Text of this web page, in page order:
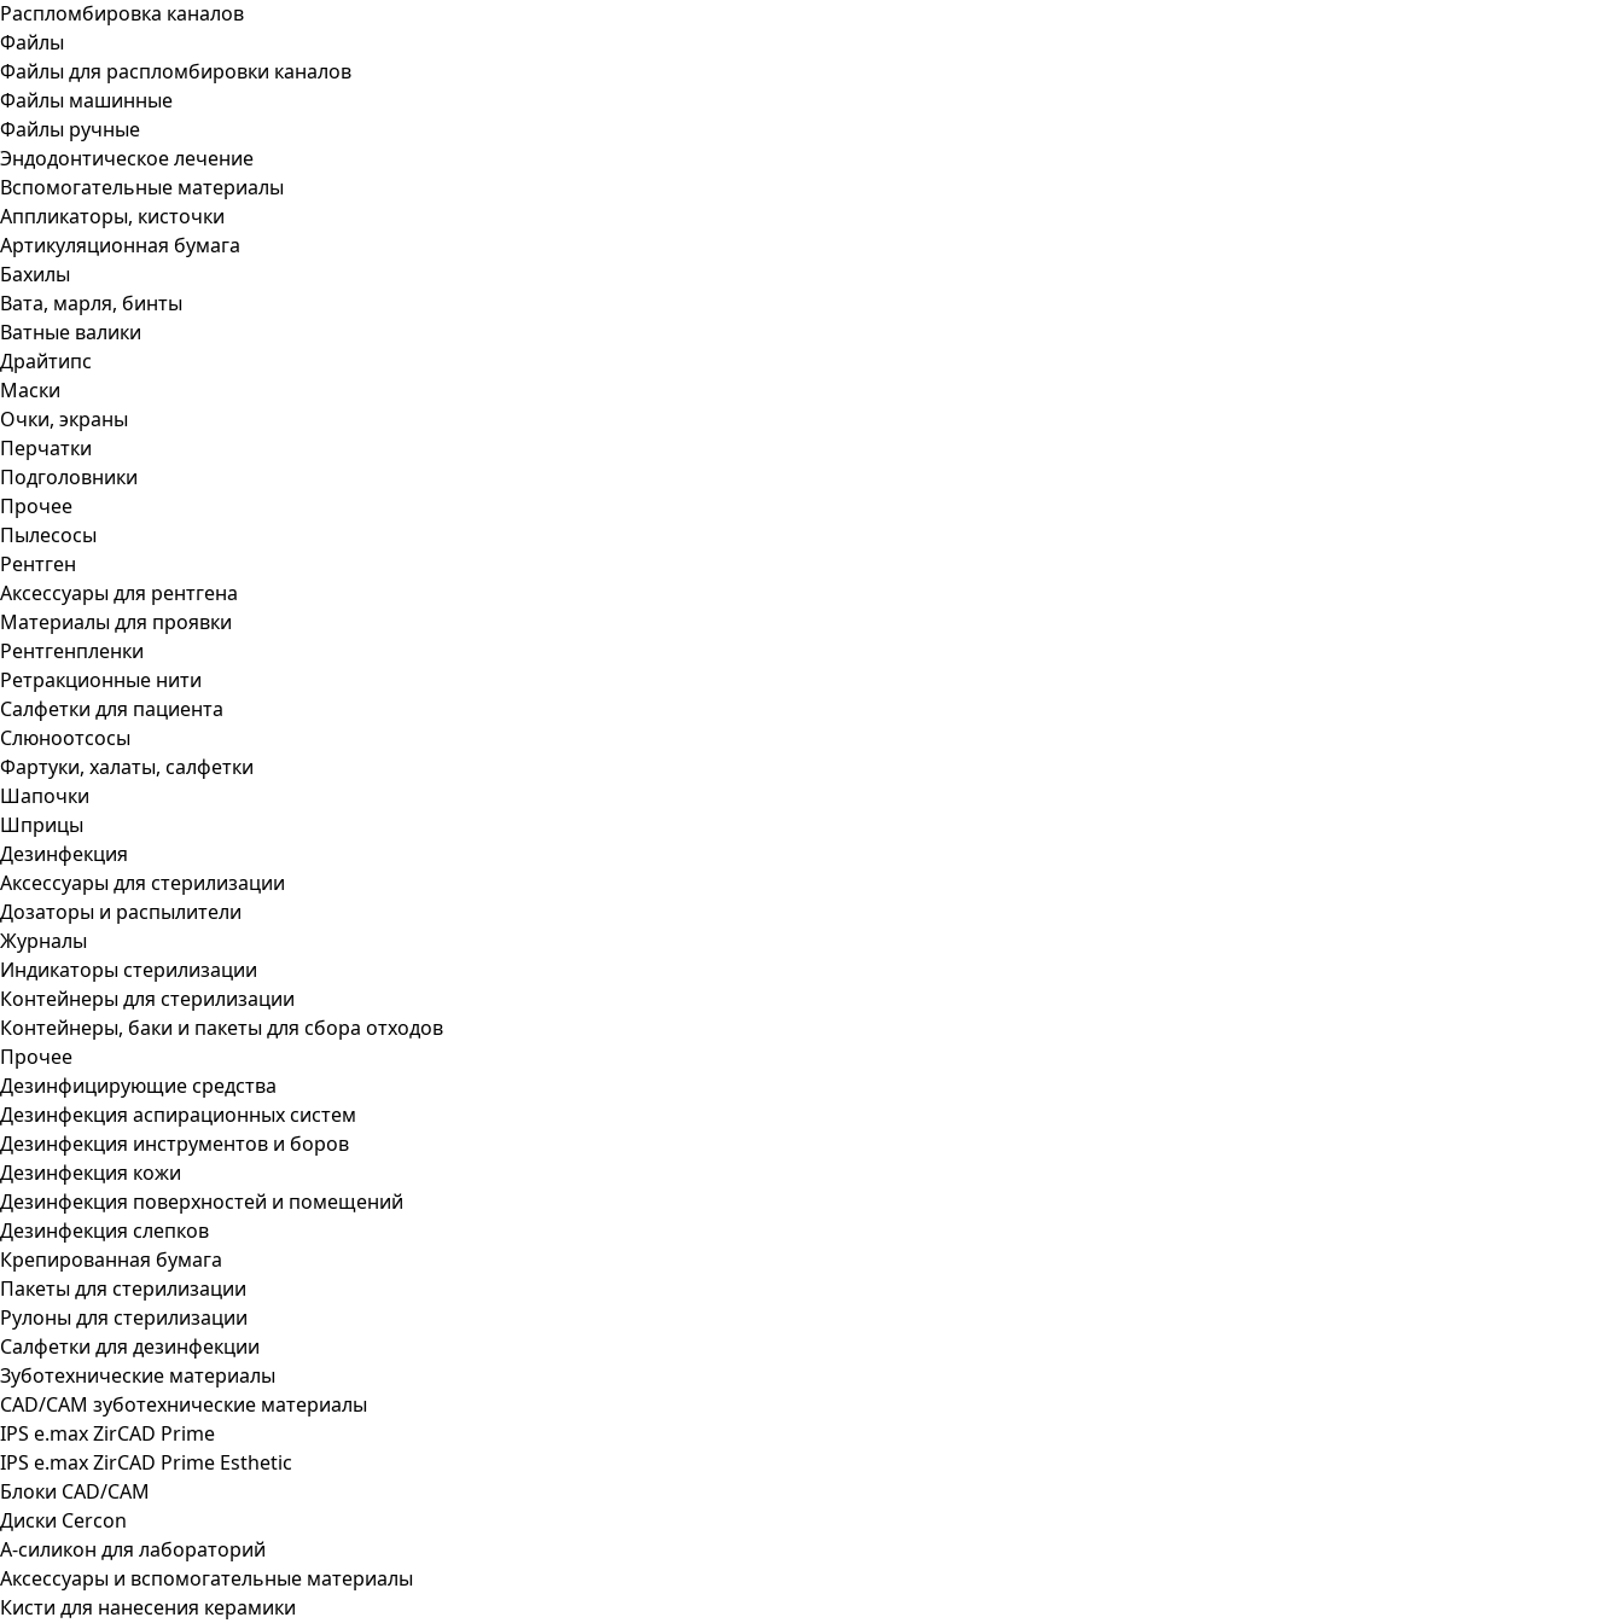
Распломбировка каналов
Файлы
Файлы для распломбировки каналов
Файлы машинные
Файлы ручные
Эндодонтическое лечение
Вспомогательные материалы
Аппликаторы, кисточки
Артикуляционная бумага
Бахилы
Вата, марля, бинты
Ватные валики
Драйтипс
Маски
Очки, экраны
Перчатки
Подголовники
Прочее
Пылесосы
Рентген
Аксессуары для рентгена
Материалы для проявки
Рентгенпленки
Ретракционные нити
Салфетки для пациента
Слюноотсосы
Фартуки, халаты, салфетки
Шапочки
Шприцы
Дезинфекция
Аксессуары для стерилизации
Дозаторы и распылители
Журналы
Индикаторы стерилизации
Контейнеры для стерилизации
Контейнеры, баки и пакеты для сбора отходов
Прочее
Дезинфицирующие средства
Дезинфекция аспирационных систем
Дезинфекция инструментов и боров
Дезинфекция кожи
Дезинфекция поверхностей и помещений
Дезинфекция слепков
Крепированная бумага
Пакеты для стерилизации
Рулоны для стерилизации
Салфетки для дезинфекции
Зуботехнические материалы
CAD/CAM зуботехнические материалы
IPS e.max ZirCAD Prime
IPS e.max ZirCAD Prime Esthetic
Блоки CAD/CAM
Диски Cercon
А-силикон для лабораторий
Аксессуары и вспомогательные материалы
Кисти для нанесения керамики